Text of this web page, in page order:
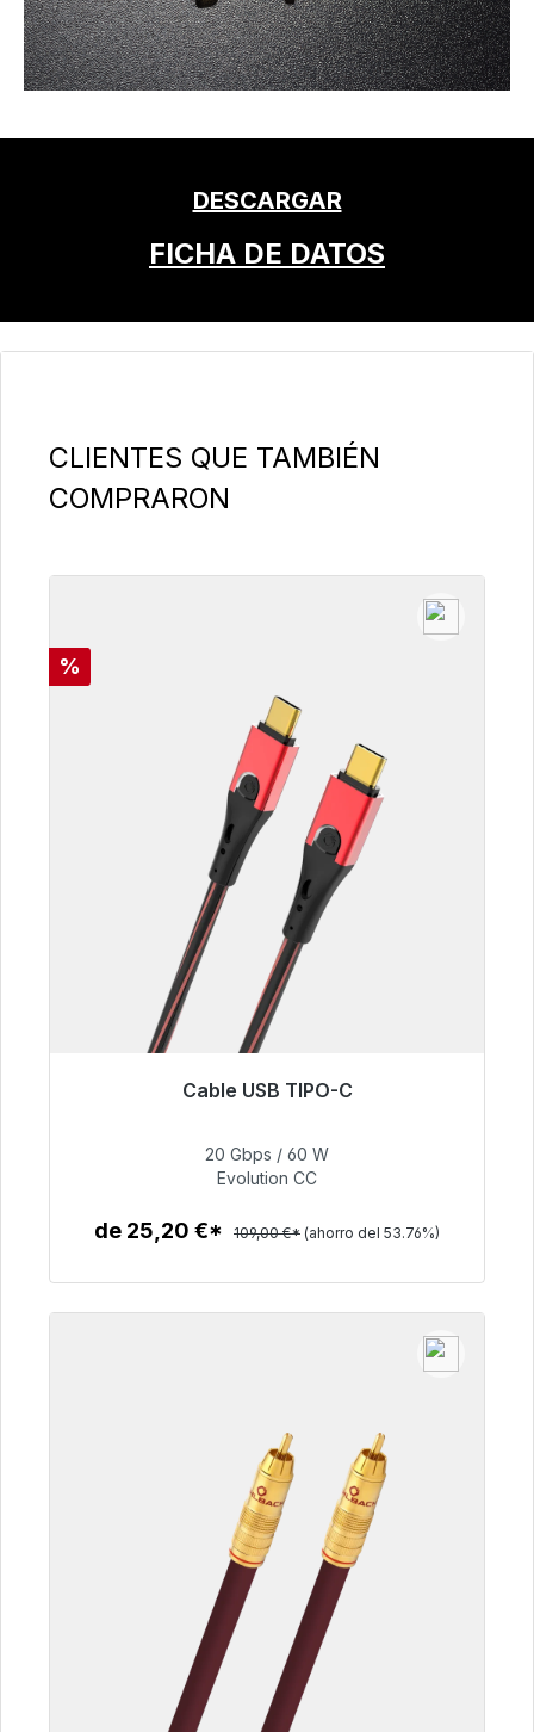
DESCARGAR
FICHA DE DATOS
Omitir la galería de productos
CLIENTES QUE TAMBIÉN
COMPRARON
Descuento
%
Cable USB TIPO-C
Listo para envío inmediato, plazo de entrega
50,40 €
20 Gbps / 60 W
Evolution CC
de 25,20 €* 109,00 €* (ahorro del 53.76%)